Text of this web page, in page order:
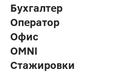
Бухгалтер
Оператор
Офис
OMNI
Стажировки